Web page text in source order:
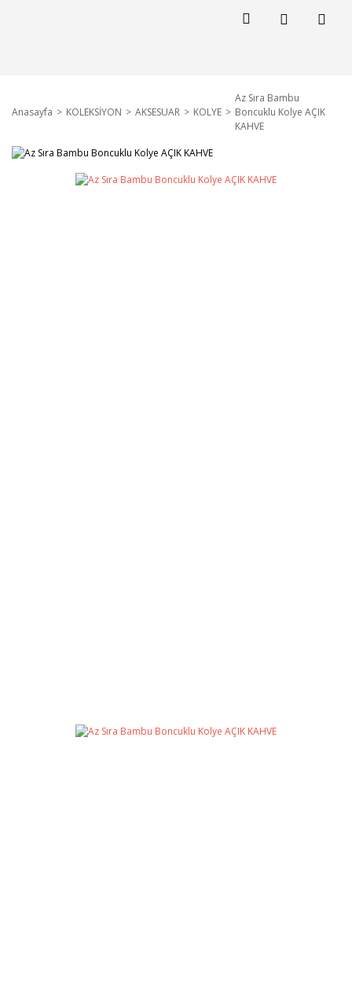
Anasayfa KOLEKSİYON AKSESUAR KOLYE
Az Sıra Bambu
Boncuklu Kolye AÇIK
KAHVE